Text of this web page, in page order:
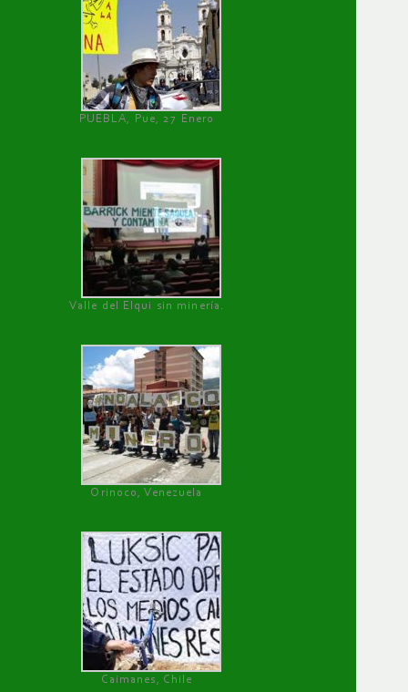
PUEBLA, Pue, 27 Enero
Valle del Elqui sin minería.
Orinoco, Venezuela
Caimanes, Chile